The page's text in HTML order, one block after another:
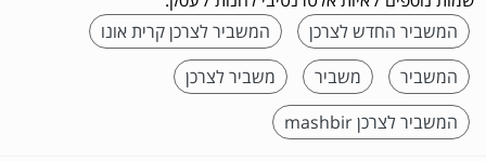
המשביר החדש לצרכן
המשביר לצרכן קרית אונו
המשביר
משביר
משביר לצרכן
המשביר לצרכן mashbir